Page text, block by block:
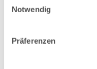
deiner Verwendung
möglicherweise mit
Notwendig
Präferenzen
1 m
dazu